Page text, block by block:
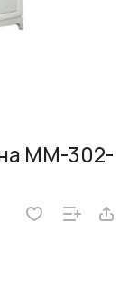
ММ-302-